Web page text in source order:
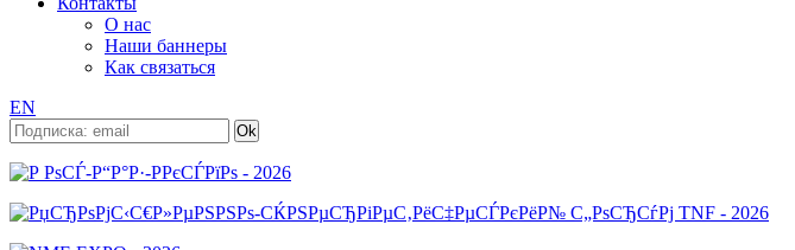
О нас
Наши баннеры
Как связаться
EN